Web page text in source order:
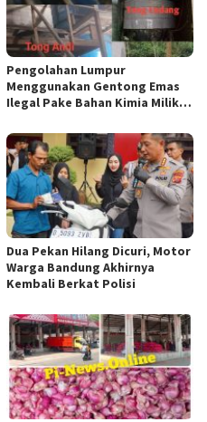
Pengolahan Lumpur
Menggunakan Gentong Emas
Ilegal Pake Bahan Kimia Milik
Aparat Penegak Hukum ( APH )
Jangan Sampai Diam Saja
Dua Pekan Hilang Dicuri, Motor
Warga Bandung Akhirnya
Kembali Berkat Polisi